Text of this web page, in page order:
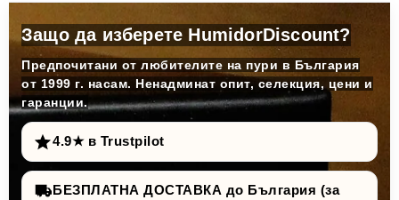
Защо да изберете HumidorDiscount?
Предпочитани от любителите на пури в България
от 1999 г. насам. Ненадминат опит, селекция, цени и
гаранции.
4.9★ в Trustpilot
БЕЗПЛАТНА ДОСТАВКА до България (за